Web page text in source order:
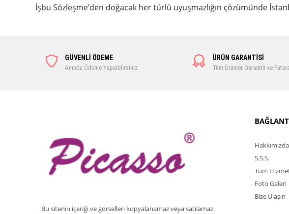
İşbu Sözleşme’den doğacak her türlü uyuşmazlığın çözümünde
GÜVENLİ ÖDEME
Anında Ödeme Yapaiblirsiniz
ÜRÜN GARANTİSİ
Tüm Ürünler Garantili ve
Bu sitenin içeriği ve görselleri kopyalanamaz veya satılamaz.
Hakkımızda
S.S.S.
Tüm
Foto Galeri
Bize Ulaşın